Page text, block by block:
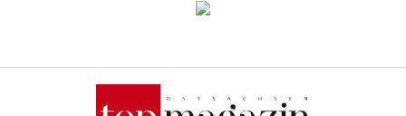
Verkaufsstellen